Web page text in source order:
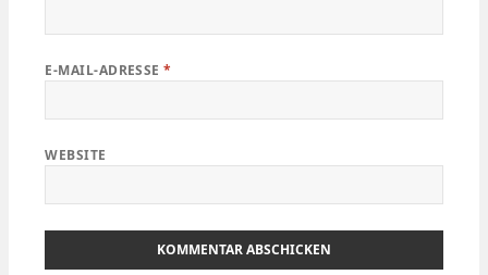
E-MAIL-ADRESSE*
WEBSITE